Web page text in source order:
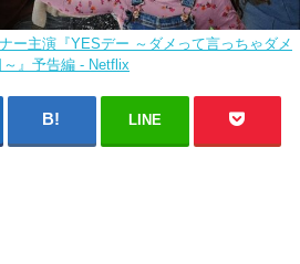
ー主演『YESデー ～ダメって言っちゃダメ
～』予告編 - Netflix
LINE